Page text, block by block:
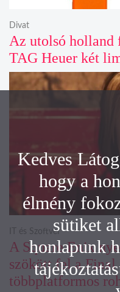
Az utolsó holland
TAG Heuer két
Divat
A Square Enix
szökött fel a Final
többplatformos
IT és Szoftver
Kedves
hogy a
élmény
sütiket
honlapunk